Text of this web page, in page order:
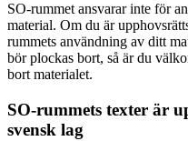
SO-rummet ansvarar inte för
material. Om du är
rummets användning av ditt
bör plockas bort, så är du
bort materialet.
SO-rummets texter är
svensk lag